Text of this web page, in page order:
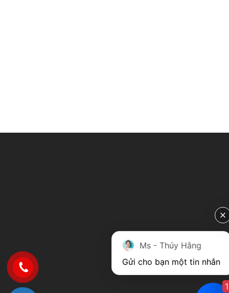
Ms - Thúy Hằng
Gửi cho bạn một tin nhắn
1